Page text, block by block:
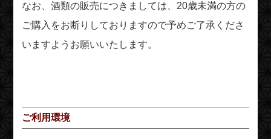
なお、酒類の販売につきましては、20歳未満の方の
ご購入をお断りしておりますので予めご了承くださ
いますようお願いいたします。
ご利用環境